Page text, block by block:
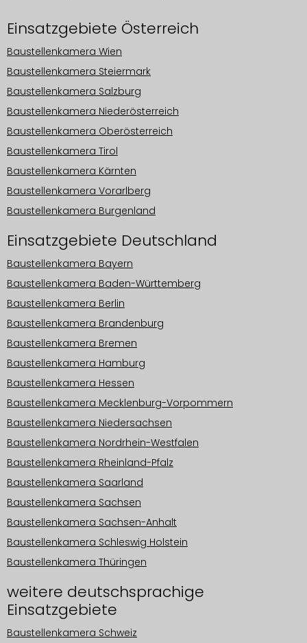
Einsatzgebiete Österreich
Baustellenkamera Wien
Baustellenkamera Steiermark
Baustellenkamera Salzburg
Baustellenkamera Niederösterreich
Baustellenkamera Oberösterreich
Baustellenkamera Tirol
Baustellenkamera Kärnten
Baustellenkamera Vorarlberg
Baustellenkamera Burgenland
Einsatzgebiete Deutschland
Baustellenkamera Bayern
Baustellenkamera Baden-Württemberg
Baustellenkamera Berlin
Baustellenkamera Brandenburg
Baustellenkamera Bremen
Baustellenkamera Hamburg
Baustellenkamera Hessen
Baustellenkamera Mecklenburg-Vorpommern
Baustellenkamera Niedersachsen
Baustellenkamera Nordrhein-Westfalen
Baustellenkamera Rheinland-Pfalz
Baustellenkamera Saarland
Baustellenkamera Sachsen
Baustellenkamera Sachsen-Anhalt
Baustellenkamera Schleswig Holstein
Baustellenkamera Thüringen
weitere deutschsprachige
Einsatzgebiete
Baustellenkamera Schweiz